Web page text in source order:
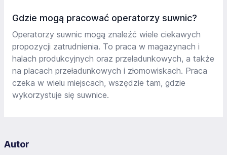
Gdzie mogą pracować operatorzy suwnic?
Operatorzy suwnic mogą znaleźć wiele ciekawych
propozycji zatrudnienia. To praca w magazynach i
halach produkcyjnych oraz przeładunkowych, a także
na placach przeładunkowych i złomowiskach. Praca
czeka w wielu miejscach, wszędzie tam, gdzie
wykorzystuje się suwnice.
Autor